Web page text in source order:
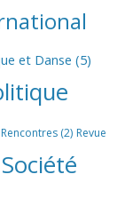
et Danse (5)
Rencontres (2) Revue
Société